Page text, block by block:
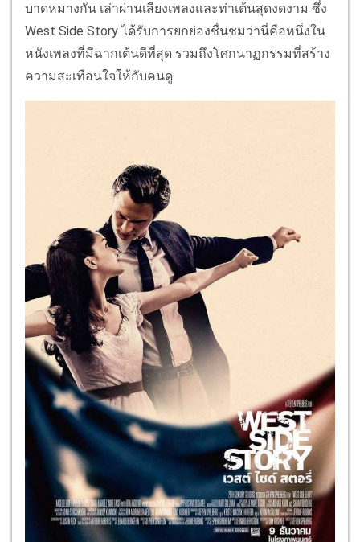
บาดหมางกัน เล่าผ่านเสียงเพลงและท่าเต้นสุดงดงาม ซึ่ง
West Side Story ได้รับการยกย่องชื่นชมว่านี่คือหนึ่งใน
หนังเพลงที่มีฉากเต้นดีที่สุด รวมถึงโศกนาฏกรรมที่สร้าง
ความสะเทือนใจให้กับคนดู